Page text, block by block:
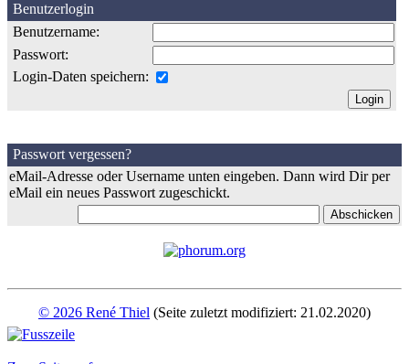
Benutzerlogin
Benutzername:
Passwort:
Login-Daten speichern:
Passwort vergessen?
eMail-Adresse oder Username unten eingeben. Dann wird Dir per
eMail ein neues Passwort zugeschickt.
© 2026 René Thiel (Seite zuletzt modifiziert: 21.02.2020)